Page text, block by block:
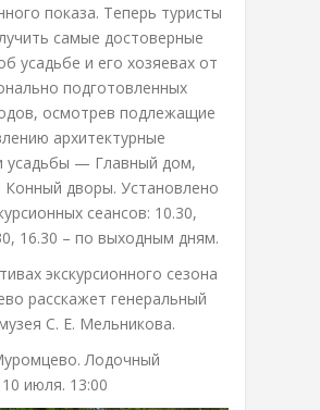
показа. Теперь туристы
самые достоверные
усадьбе и его хозяевах от
подготовленных
осмотрев подлежащие
архитектурные
усадьбы — Главный дом,
Конный дворы. Установлено
сеансов: 10.30,
16.30 – по выходным дням.
экскурсионного сезона
расскажет генеральный
С. Е. Мельникова.
Лодочный
июля. 13:00